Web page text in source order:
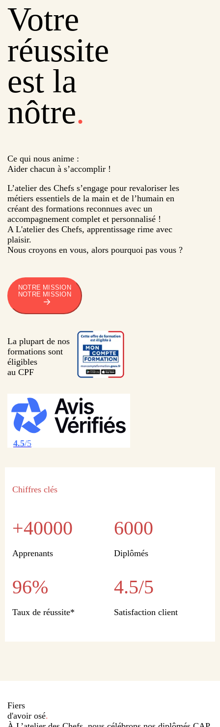
Votre
réussite
est la
nôtre.
Ce qui nous anime :
Aider chacun à s’accomplir !
L’atelier des Chefs s’engage pour revaloriser les
métiers essentiels de la main et de l’humain en
créant des formations reconnues avec un
accompagnement complet et personnalisé !
A L'atelier des Chefs, apprentissage rime avec
plaisir.
Nous croyons en vous, alors pourquoi pas vous ?
NOTRE MISSION
NOTRE MISSION
La plupart de nos
formations sont
éligibles
au CPF
4.5/5
Chiffres clés
+40000
Apprenants
6000
Diplômés
96%
Taux de réussite*
4.5/5
Satisfaction client
Fiers
d'avoir osé.